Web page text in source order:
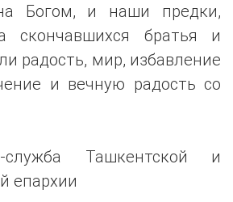
Богом, и наши предки,
скончавшихся братья и
радость, мир, избавление
и вечную радость со
служба Ташкентской и
епархии